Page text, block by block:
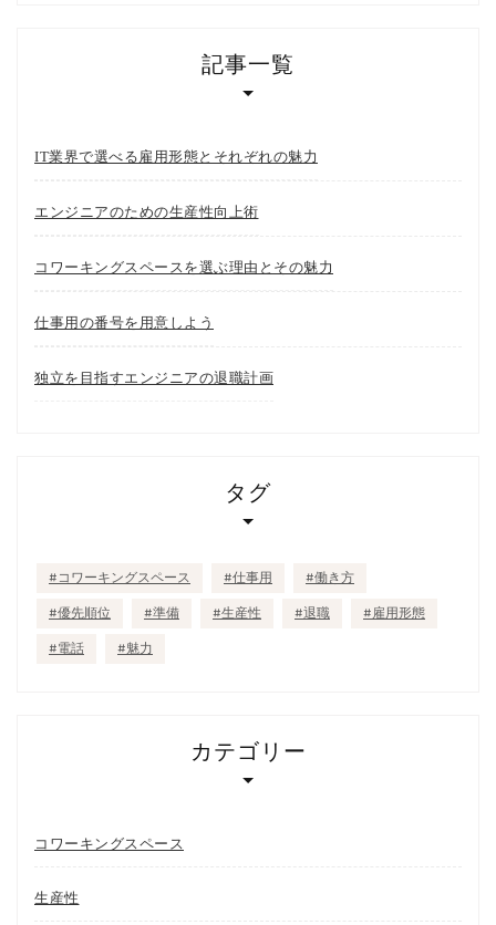
記事一覧
IT業界で選べる雇用形態とそれぞれの魅力
エンジニアのための生産性向上術
コワーキングスペースを選ぶ理由とその魅力
仕事用の番号を用意しよう
独立を目指すエンジニアの退職計画
タグ
コワーキングスペース 仕事用 働き方
優先順位 準備 生産性 退職 雇用形態
電話 魅力
カテゴリー
コワーキングスペース
生産性